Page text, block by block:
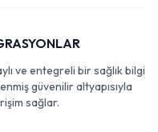
ve entegreli bir sağlık bilgi
güvenilir altyapısıyla
sağlar.